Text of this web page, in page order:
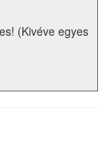
(Kivéve egyes